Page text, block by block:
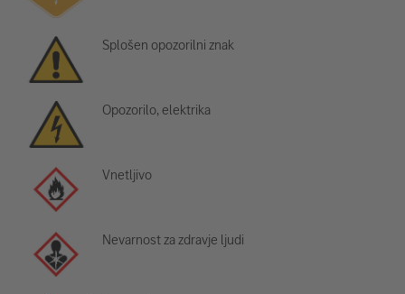
Splošen opozorilni znak
Opozorilo, elektrika
Vnetljivo
Nevarnost za zdravje ljudi